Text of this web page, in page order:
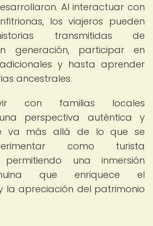
Al interactuar con
los viajeros pueden
transmitidas de
generación, participar en
y hasta aprender
ancestrales.
con familias locales
perspectiva auténtica y
va más allá de lo que se
como turista
permitiendo una inmersión
que enriquece el
la apreciación del patrimonio